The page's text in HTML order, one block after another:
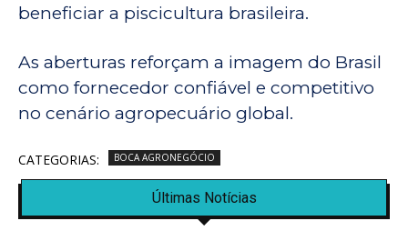
beneficiar a piscicultura brasileira.
As aberturas reforçam a imagem do Brasil
como fornecedor confiável e competitivo
no cenário agropecuário global.
CATEGORIAS: BOCA AGRONEGÓCIO
Últimas Notícias